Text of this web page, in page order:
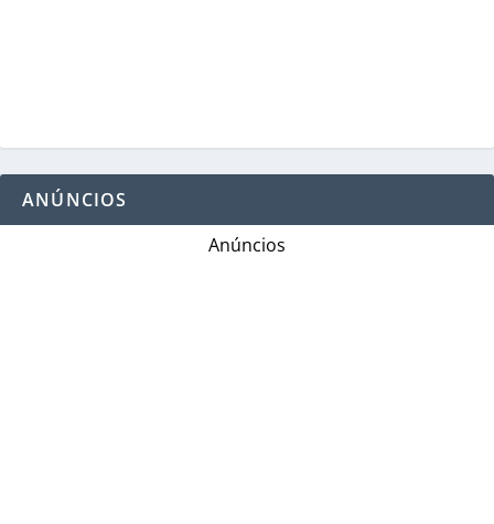
ANÚNCIOS
Anúncios